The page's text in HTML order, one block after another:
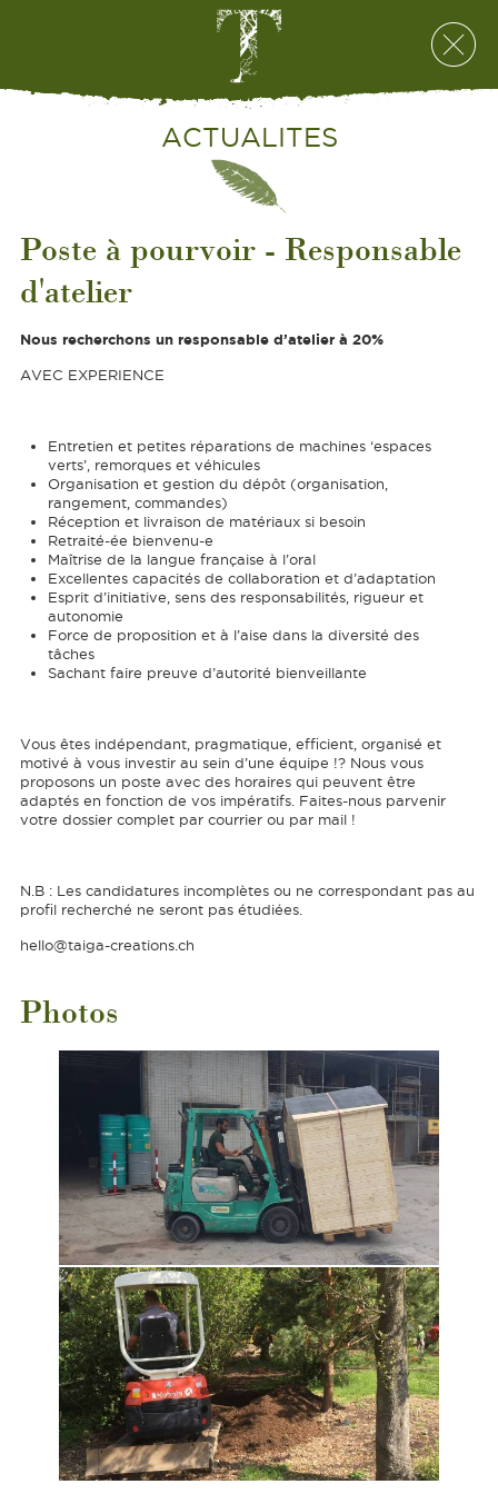
ACTUALITES
Poste à pourvoir - Responsable
d'atelier
Nous recherchons un responsable d’atelier à 20%
AVEC EXPERIENCE
Entretien et petites réparations de machines ‘espaces
verts’, remorques et véhicules
Organisation et gestion du dépôt (organisation,
rangement, commandes)
Réception et livraison de matériaux si besoin
Retraité-ée bienvenu-e
Maîtrise de la langue française à l’oral
Excellentes capacités de collaboration et d’adaptation
Esprit d’initiative, sens des responsabilités, rigueur et
autonomie
Force de proposition et à l’aise dans la diversité des
tâches
Sachant faire preuve d’autorité bienveillante
Vous êtes indépendant, pragmatique, efficient, organisé et
motivé à vous investir au sein d’une équipe !? Nous vous
proposons un poste avec des horaires qui peuvent être
adaptés en fonction de vos impératifs. Faites-nous parvenir
votre dossier complet par courrier ou par mail !
N.B : Les candidatures incomplètes ou ne correspondant pas au
profil recherché ne seront pas étudiées.
hello@taiga-creations.ch
Photos